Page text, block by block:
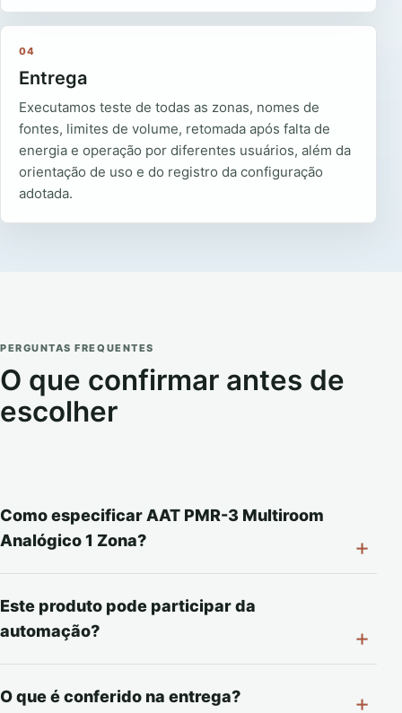
04
Entrega
Executamos teste de todas as zonas, nomes de
fontes, limites de volume, retomada após falta de
energia e operação por diferentes usuários, além da
orientação de uso e do registro da configuração
adotada.
PERGUNTAS FREQUENTES
O que confirmar antes de
escolher
Como especificar AAT PMR-3 Multiroom
Analógico 1 Zona?
Este produto pode participar da
automação?
O que é conferido na entrega?